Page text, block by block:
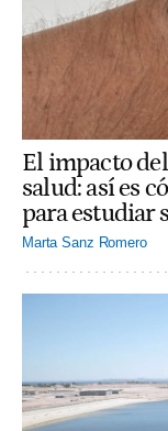
El impacto
salud: así es
para estudiar
Marta Sanz Romero